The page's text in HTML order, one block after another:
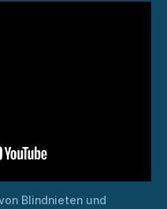
Blindnieten und